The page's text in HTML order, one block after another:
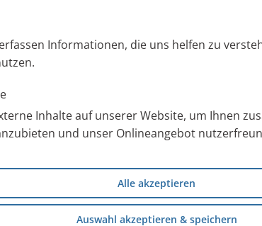
Informationen, die uns helfen zu
Inhalte auf unserer Website, um Ihnen
und unser Onlineangebot
Alle akzeptieren
Auswahl akzeptieren & speichern